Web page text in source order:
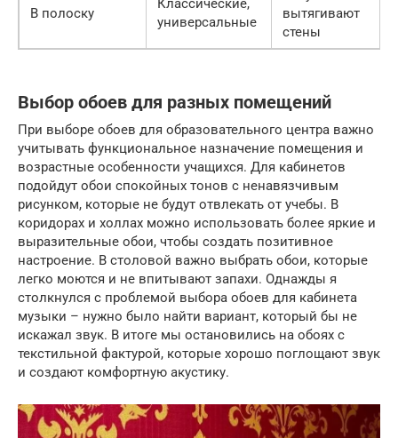
В полоску
Классические,
универсальные
вытягивают
стены
Выбор обоев для разных помещений
При выборе обоев для образовательного центра важно
учитывать функциональное назначение помещения и
возрастные особенности учащихся. Для кабинетов
подойдут обои спокойных тонов с ненавязчивым
рисунком, которые не будут отвлекать от учебы. В
коридорах и холлах можно использовать более яркие и
выразительные обои, чтобы создать позитивное
настроение. В столовой важно выбрать обои, которые
легко моются и не впитывают запахи. Однажды я
столкнулся с проблемой выбора обоев для кабинета
музыки – нужно было найти вариант, который бы не
искажал звук. В итоге мы остановились на обоях с
текстильной фактурой, которые хорошо поглощают звук
и создают комфортную акустику.